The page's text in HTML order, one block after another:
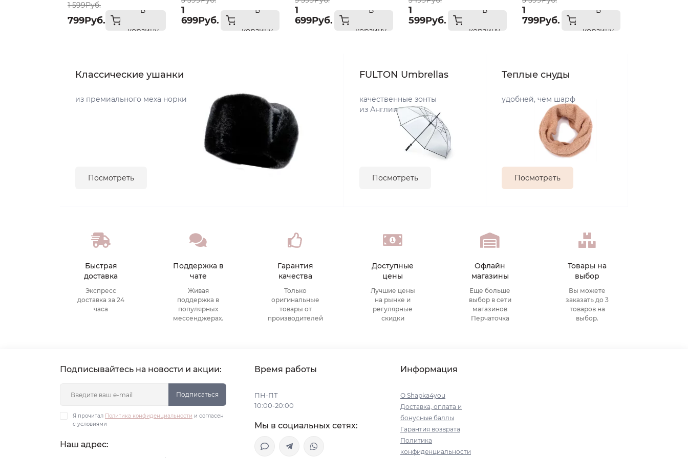
1 599Руб.
799Руб.
В
корзину
1
699Руб.
В
корзину
1
699Руб.
В
корзину
1
599Руб.
В
корзину
1
799Руб.
В
корзину
Классические ушанки
из премиального меха норки
Посмотреть
FULTON Umbrellas
качественные зонты
из Англии
Посмотреть
Теплые снуды
удобней, чем шарф
Посмотреть
Быстрая
доставка
Экспресс
доставка за 24
часа
Поддержка в
чате
Живая
поддержка в
популярных
мессенджерах.
Гарантия
качества
Только
оригинальные
товары от
производителей
Доступные
цены
Лучшие цены
на рынке и
регулярные
скидки
Офлайн
магазины
Еще больше
выбор в сети
магазинов
Перчаточка
Товары на
выбор
Вы можете
заказать до 3
товаров на
выбор.
Подписывайтесь на новости и акции:
Подписаться
Я прочитал Политика конфиденциальности и согласен
с условиями
Наш адрес:
Время работы
ПН-ПТ
10:00-20:00
Мы в социальных сетях:
Информация
О Shapka4you
Доставка, оплата и
бонусные баллы
Гарантия возврата
Политика
конфиденциальности